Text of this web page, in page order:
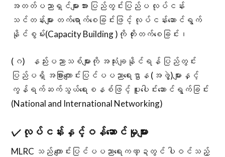
အတတ်ပညာရှင်များအား ပြည်တွင်းပြည်ပ လုပ်ငန်း
သင်တန်းများ တက်ရောက်စေခြင်းဖြင့် လုပ်ငန်းဆောင်ရွက်
နိုင်စွမ်း(Capacity Building )ကို တိုးတက်စေခြင်း၊
(ဂ) နည်းပညာသစ်များကို အသုံးချနိုင်ရန် ပြည်တွင်း
ပြည်ပရှိ အခြားကျောင်းပြင်ပပညာရေးဌာန (အဖွဲ့)များနှင့်
ကွန်ရက်ဆက်သွယ်ရေးစနစ်ဖြင့် ပူးပေါင်းဆောင်ရွက်ခြင်း
(National and International Networking)
✓ လုပ်ငန်းနှင့်ဝန်ဆောင်မှုများ
MLRC သည် ကျောင်းပြင်ပပညာရေးကဏ္ဍတွင် ပါဝင်သည့်